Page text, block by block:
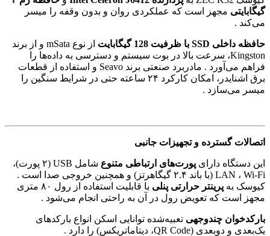
گیگابایتی مجهز است که عملکردی روان و بدون وقفه را میسر
می‌کند .
حافظه داخلی با ظرفیت 128 گیگابایت
از نوع mSata و از برند
Kingston، سرعت بالا در بوت سیستم و دسترسی به داده‌ها را
فراهم می‌آورد . مادربرد صنعتی برند Seavo و استفاده از قطعات
برق اشنایدر، امکان کارکرد ۲۴ ساعته حتی در شرایط سنگین را
میسر می‌سازد .
اتصالات گسترده و تجهیزات جانبی
این دستگاه دارای پورت‌های ارتباطی متنوع
شامل USB (۲ پورت)،
LAN ، Wi-Fi (با باند ۲.۴ گیگاهرتز) و همچنین خروجی صدا است .
کیوسک به پرینتر حرارتی پنلی
با قابلیت استفاده از رول ۸۰ متری
مجهز است که تعویض رول در آن به راحتی انجام می‌شود .
بارکدخوان چندوجهی تعبیه‌شده توانایی اسکن انواع بارکدهای
یک‌بعدی و دو‌بعدی (QR Code، دیتاماتریکس) را دارد .